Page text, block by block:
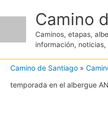
contenido
Camino
Caminos, etapas,
información, noticias,
Camino de Santiago »
temporada en el albergue